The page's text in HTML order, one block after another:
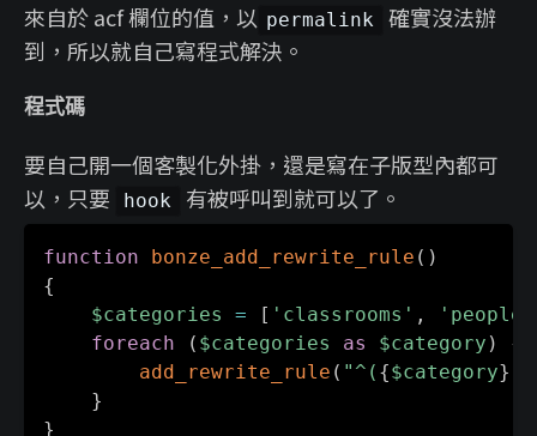
來自於 acf 欄位的值，以 permalink
確實沒法辦
到，所以就自己寫程式解決。
程式碼
要自己開一個客製化外掛，還是寫在子版型內都可
以，只要
hook 有被呼叫到就可以了。
function bonze_add_rewrite_rule ( )
{
$categories
= [ 'classrooms' , 'people'
foreach
( $categories as $category )
{
add_rewrite_rule ( "^( {$category}
}
}